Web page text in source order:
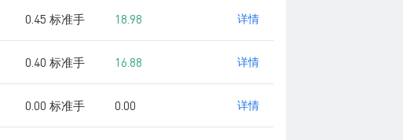
0.45 标准手 18.98 详情
0.40 标准手 16.88 详情
0.00 标准手 0.00 详情